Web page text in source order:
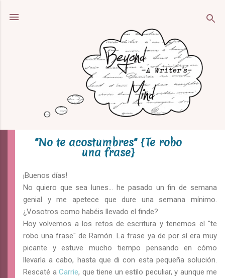
"No te acostumbres" {Te robo
una frase}
¡Buenos días!
No quiero que sea lunes... he pasado un fin de semana
genial y me apetece que dure una semana mínimo.
¿Vosotros como habéis llevado el finde?
Hoy volvemos a los retos de escritura y tenemos el "te
robo una frase" de Ramón. La frase ya de por sí era muy
picante y estuve mucho tiempo pensando en cómo
llevarla a cabo, hasta que di con esta pequeña solución.
Rescaté a Carrie, que tiene un estilo peculiar, y aunque me